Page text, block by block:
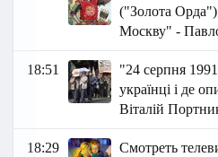
("Золота Орда")
Москву" -
18:51
"24 серпня
українці і де
Віталій
18:29 Смотреть